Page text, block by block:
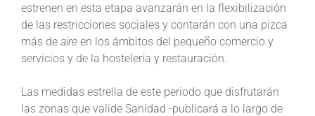
estrenen en esta etapa avanzarán en la flexibilización
de las restricciones sociales y contarán con una pizca
más de aire en los ámbitos del pequeño comercio y
servicios y de la hostelería y restauración.
Las medidas estrella de este periodo que disfrutarán
las zonas que valide Sanidad -publicará a lo largo de